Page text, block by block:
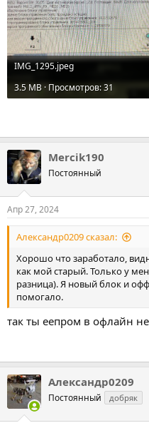
IMG_1295.jpeg
3.5 MB · Просмотров: 31
Mercik190
Постоянный
Апр 27, 2024
Александр0209 сказал:
Хорошо что заработало,
как мой старый. Только у
разница). Я новый блок и
помогало.
так ты еепром в офлайн
Александр0209
Постоянный добряк